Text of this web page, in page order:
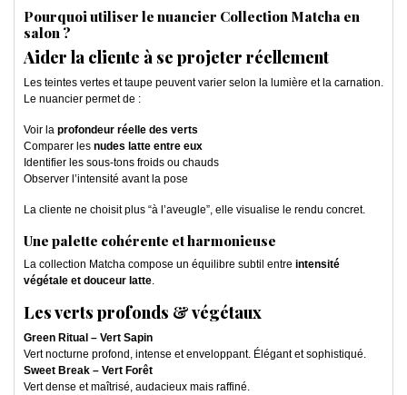
Pourquoi utiliser le nuancier Collection Matcha en
salon ?
Aider la cliente à se projeter réellement
Les teintes vertes et taupe peuvent varier selon la lumière et la carnation.
Le nuancier permet de :
Voir la profondeur réelle des verts
Comparer les nudes latte entre eux
Identifier les sous-tons froids ou chauds
Observer l’intensité avant la pose
La cliente ne choisit plus “à l’aveugle”, elle visualise le rendu concret.
Une palette cohérente et harmonieuse
La collection Matcha compose un équilibre subtil entre intensité
végétale et douceur latte.
Les verts profonds & végétaux
Green Ritual – Vert Sapin
Vert nocturne profond, intense et enveloppant. Élégant et sophistiqué.
Sweet Break – Vert Forêt
Vert dense et maîtrisé, audacieux mais raffiné.